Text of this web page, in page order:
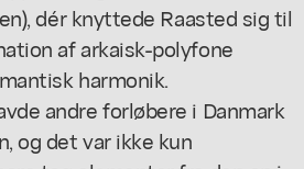
dér knyttede Raasted sig til
af arkaisk-polyfone
harmonik.
andre forløbere i Danmark
og det var ikke kun